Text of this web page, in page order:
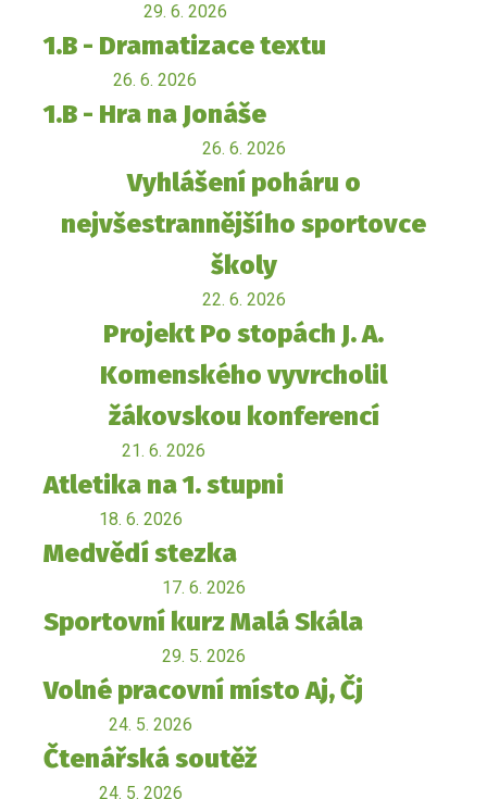
29. 6. 2026
1.B - Dramatizace textu
26. 6. 2026
1.B - Hra na Jonáše
26. 6. 2026
Vyhlášení poháru o
nejvšestrannějšího sportovce
školy
22. 6. 2026
Projekt Po stopách J. A.
Komenského vyvrcholil
žákovskou konferencí
21. 6. 2026
Atletika na 1. stupni
18. 6. 2026
Medvědí stezka
17. 6. 2026
Sportovní kurz Malá Skála
29. 5. 2026
Volné pracovní místo Aj, Čj
24. 5. 2026
Čtenářská soutěž
24. 5. 2026